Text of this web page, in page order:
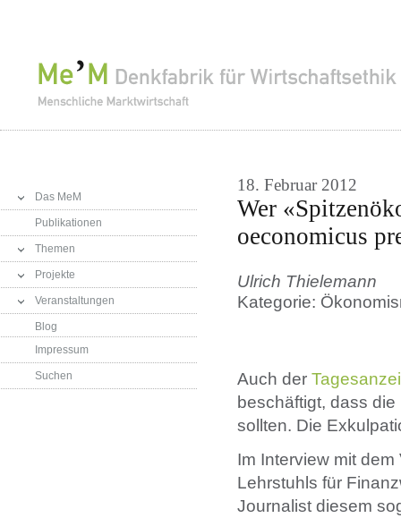
18. Februar 2012
Wer
oeconomicus
Ulrich Thielemann
Kategorie:
Auch der
beschäftigt, dass
sollten. Die
Im Interview mit
Lehrstuhls für
Journalist diesem
Das MeM
Publikationen
Themen
Projekte
Veranstaltungen
Blog
Impressum
Suchen